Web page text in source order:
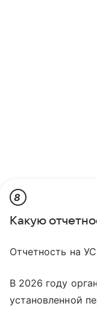
8
Какую
Отчетность на
В 2026 году
установленной